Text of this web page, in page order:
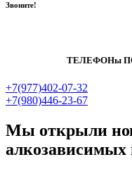
Звоните!
ТЕЛЕФОНы
+7(977)402-07-32
+7(980)446-23-67
Мы открыли
алкозависимых